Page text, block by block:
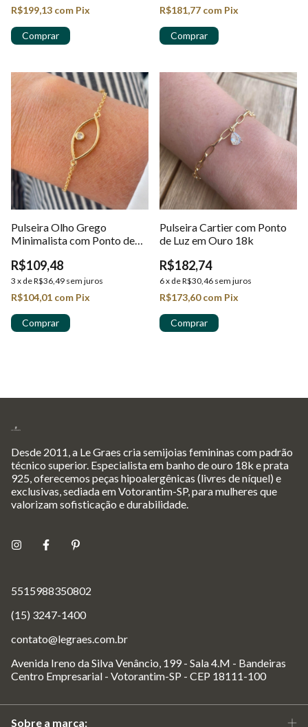
R$199,13 com Pix R$181,77 com Pix
Pulseira Olho Grego
Minimalista com Ponto de
R$109,48
3 x deR$36,49 sem juros
R$104,01 com Pix
Pulseira Cartier com Ponto
de Luz em Ouro 18k
R$182,74
6x deR$30,46 sem juros
R$173,60com Pix
Desde 2011, a Le Graes cria semijoias femininas com padrão
técnico superior. Especialista em banho de ouro 18k e prata
925, oferecemos peças hipoalergênicas (livres de níquel) e
exclusivas, sediada em Votorantim-SP, para mulheres que
valorizam sofisticação e durabilidade.
5515988350802
(15) 3247-1400
contato@legraes.com.br
Avenida Ireno da Silva Venâncio, 199 - Sala 4.M - Bandeiras
Centro Empresarial - Votorantim-SP - CEP 18111-100
Sobre a marca: